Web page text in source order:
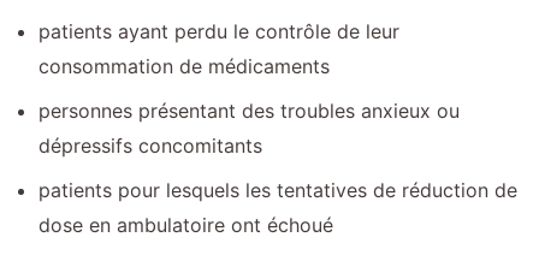
patients ayant perdu le contrôle de leur
consommation de médicaments
personnes présentant des troubles anxieux ou
dépressifs concomitants
patients pour lesquels les tentatives de réduction de
dose en ambulatoire ont échoué